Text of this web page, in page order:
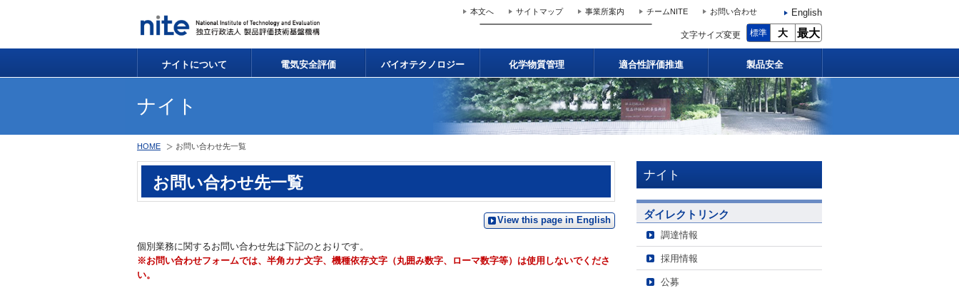
本文へ サイトマップ 事業所案内 チームNITE お問い合わせ English
文字サイズ変更 標準 大 最大
ナイトについて 電気安全評価 バイオテクノロジー 化学物質管理 適合性評価推進 製品安全
ナイト
HOME お問い合わせ先一覧
お問い合わせ先一覧
View this page in English
個別業務に関するお問い合わせ先は下記のとおりです。
※お問い合わせフォームでは、半角カナ文字、機種依存文字（丸囲み数字、ローマ数字等）は使用しないでくださ
い。
ナイト
ダイレクトリンク
調達情報
採用情報
公募